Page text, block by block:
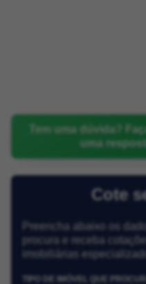
Tem uma dúvida?
uma
Cote
Preencha abaixo os
procura e receba
imobiliárias
TIPO DE IMÓVEL QUE